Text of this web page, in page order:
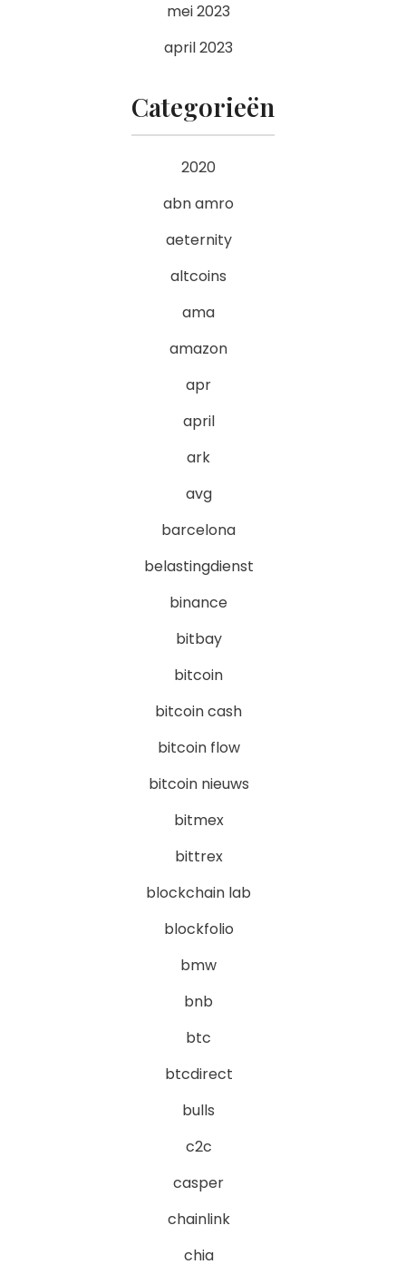
mei 2023
april 2023
Categorieën
2020
abn amro
aeternity
altcoins
ama
amazon
apr
april
ark
avg
barcelona
belastingdienst
binance
bitbay
bitcoin
bitcoin cash
bitcoin flow
bitcoin nieuws
bitmex
bittrex
blockchain lab
blockfolio
bmw
bnb
btc
btcdirect
bulls
c2c
casper
chainlink
chia